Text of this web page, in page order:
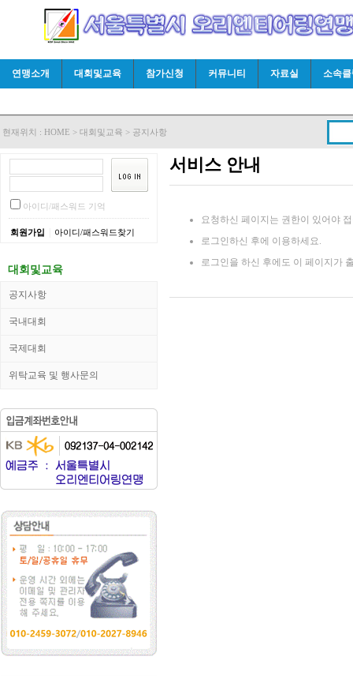
연맹소개 대회및교육 참가신청 커뮤니티 자료실 소속
현재위치 : HOME > 대회및교육 > 공지사항
아이디/패스워드 기억
회원가입 아이디/패스워드찾기
대회및교육
공지사항
국내대회
국제대회
위탁교육 및 행사문의
서비스 안내
요청하신 페이지는 권한이 있어야
로그인하신 후에 이용하세요.
로그인을 하신 후에도 이 페이지가